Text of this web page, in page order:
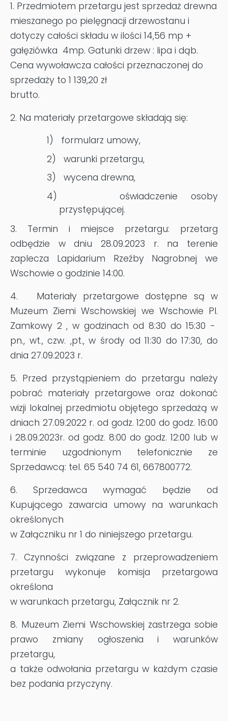
1. Przedmiotem przetargu jest sprzedaż drewna
mieszanego po pielęgnacji drzewostanu i
dotyczy całości składu w ilości 14,56 mp +
gałęziówka 4mp. Gatunki drzew : lipa i dąb.
Cena wywoławcza całości przeznaczonej do
sprzedaży to 1 139,20 zł
2. Na materiały przetargowe składają się:
1)
formularz umowy,
2)
warunki przetargu,
3)
wycena drewna,
4)
oświadczenie osoby
przystępującej.
3. Termin i miejsce przetargu: przetarg
odbędzie w dniu 28.09.2023 r. na terenie
zaplecza Lapidarium Rzeźby Nagrobnej we
Wschowie o godzinie 14:00.
4. Materiały przetargowe dostępne są w
Muzeum Ziemi Wschowskiej we Wschowie Pl.
Zamkowy 2 , w godzinach od 8:30 do 15:30 -
pn., wt., czw. ,pt., w środy od 11:30 do 17:30, do
dnia 27.09.2023 r.
5. Przed przystąpieniem do przetargu należy
pobrać materiały przetargowe oraz dokonać
wizji lokalnej przedmiotu objętego sprzedażą w
dniach 27.09.2022 r. od godz. 12:00 do godz. 16:00
i 28.09.2023r. od godz. 8:00 do godz. 12:00 lub w
terminie uzgodnionym telefonicznie ze
Sprzedawcą: tel. 65 540 74 61, 667800772.
6. Sprzedawca wymagać będzie od
Kupującego zawarcia umowy na warunkach
określonych
w Załączniku nr 1 do niniejszego przetargu.
7. Czynności związane z przeprowadzeniem
przetargu wykonuje komisja przetargowa
określona
w warunkach przetargu, Załącznik nr 2.
8. Muzeum Ziemi Wschowskiej zastrzega sobie
prawo zmiany ogłoszenia i warunków
przetargu,
a także odwołania przetargu w każdym czasie
bez podania przyczyny.